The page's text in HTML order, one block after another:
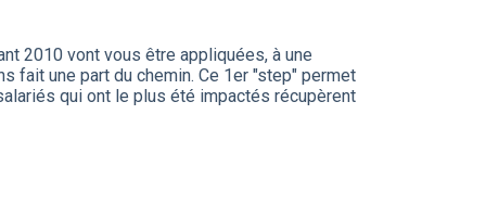
2010 vont vous être appliquées, à une
fait une part du chemin. Ce 1er "step" permet
qui ont le plus été impactés récupèrent